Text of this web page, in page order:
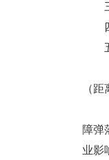
三
四
五
（
（
（
障弹
业影